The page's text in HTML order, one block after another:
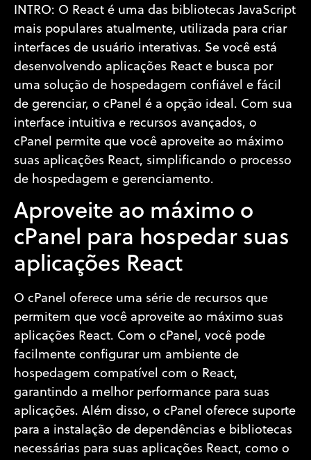
INTRO: O React é uma das bibliotecas JavaScript
mais populares atualmente, utilizada para criar
interfaces de usuário interativas. Se você está
desenvolvendo aplicações React e busca por
uma solução de hospedagem confiável e fácil
de gerenciar, o cPanel é a opção ideal. Com sua
interface intuitiva e recursos avançados, o
cPanel permite que você aproveite ao máximo
suas aplicações React, simplificando o processo
de hospedagem e gerenciamento.
Aproveite ao máximo o
cPanel para hospedar suas
aplicações React
O cPanel oferece uma série de recursos que
permitem que você aproveite ao máximo suas
aplicações React. Com o cPanel, você pode
facilmente configurar um ambiente de
hospedagem compatível com o React,
garantindo a melhor performance para suas
aplicações. Além disso, o cPanel oferece suporte
para a instalação de dependências e bibliotecas
necessárias para suas aplicações React, como o